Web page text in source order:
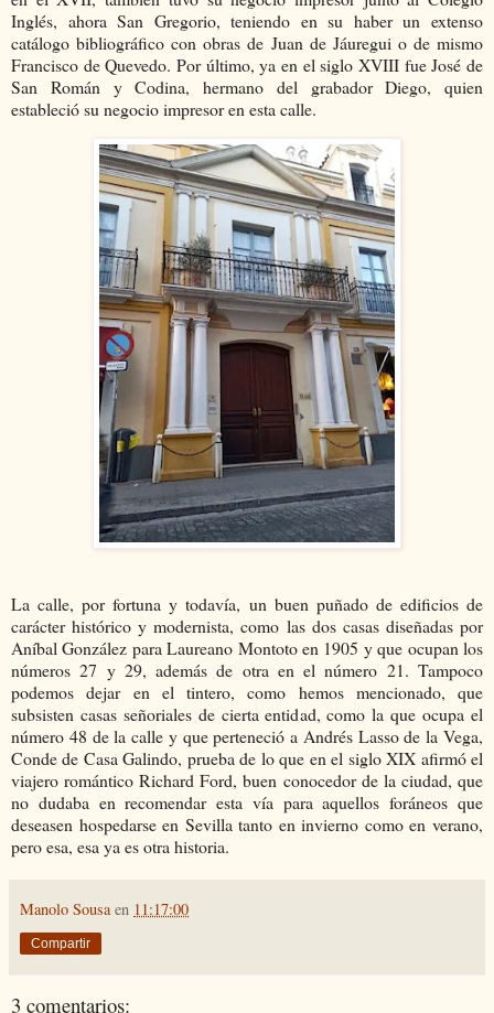
Inglés, ahora San Gregorio, teniendo en su haber un extenso
catálogo bibliográfico con obras de Juan de Jáuregui o de mismo
Francisco de Quevedo. Por último, ya en el siglo XVIII fue José de
San Román y Codina, hermano del grabador Diego, quien
estableció su negocio impresor en esta calle.
La calle, por fortuna y todavía, un buen puñado de edificios de
carácter histórico y modernista, como las dos casas diseñadas por
Aníbal González para Laureano Montoto en 1905 y que ocupan los
números 27 y 29, además de otra en el número 21. Tampoco
podemos dejar en el tintero, como hemos mencionado, que
subsisten casas señoriales de cierta entidad, como la que ocupa el
número 48 de la calle y que perteneció a Andrés Lasso de la Vega,
Conde de Casa Galindo, prueba de lo que en el siglo XIX afirmó el
viajero romántico Richard Ford, buen conocedor de la ciudad, que
no dudaba en recomendar esta vía para aquellos foráneos que
deseasen hospedarse en Sevilla tanto en invierno como en verano,
pero esa, esa ya es otra historia.
Manolo Sousa en 11:17:00
Compartir
3 comentarios: